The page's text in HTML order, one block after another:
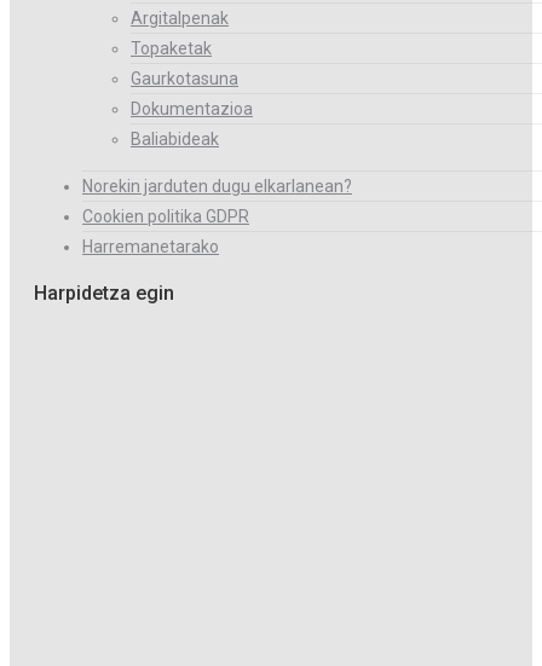
Argitalpenak
Topaketak
Gaurkotasuna
Dokumentazioa
Baliabideak
Norekin jarduten dugu elkarlanean?
Cookien politika GDPR
Harremanetarako
Harpidetza egin